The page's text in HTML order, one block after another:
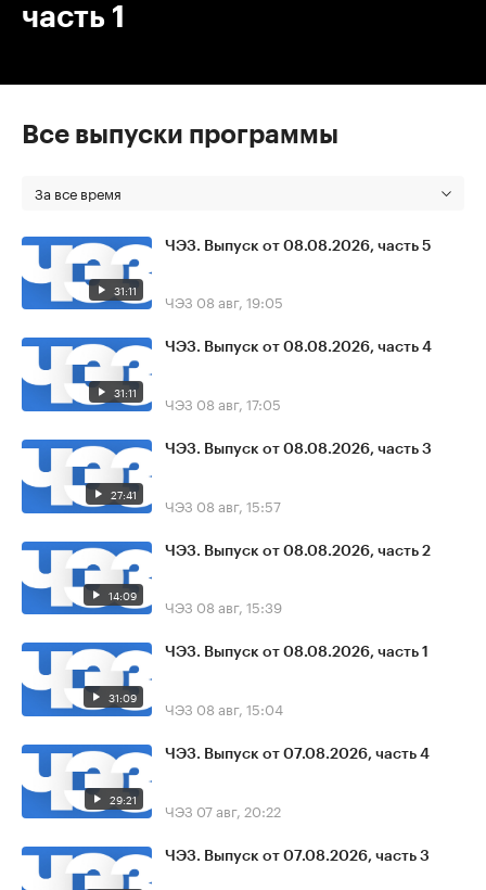
часть 1
Все выпуски программы
За все время
31:11
ЧЭЗ. Выпуск от 08.08.2026, часть 5
ЧЭЗ 08 авг, 19:05
31:11
ЧЭЗ. Выпуск от 08.08.2026, часть 4
ЧЭЗ 08 авг, 17:05
27:41
ЧЭЗ. Выпуск от 08.08.2026, часть 3
ЧЭЗ 08 авг, 15:57
14:09
ЧЭЗ. Выпуск от 08.08.2026, часть 2
ЧЭЗ 08 авг, 15:39
31:09
ЧЭЗ. Выпуск от 08.08.2026, часть 1
ЧЭЗ 08 авг, 15:04
29:21
ЧЭЗ. Выпуск от 07.08.2026, часть 4
ЧЭЗ 07 авг, 20:22
ЧЭЗ. Выпуск от 07.08.2026, часть 3